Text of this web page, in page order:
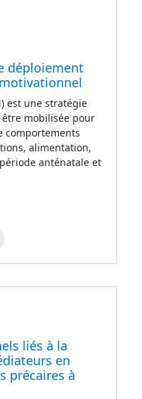
déploiement
est une stratégie
mobilisée pour
comportements
alimentation,
anténatale et
liés à la
en
précaires à